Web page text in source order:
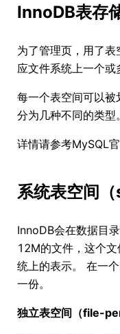
InnoDB表存
为了管理页，用了
应文件系统上一个或
每一个表空间可以
分为几种不同的类型。
详情请参考MySQL
系统表空间
InnoDB会在数据目
12M的文件，这个
统上的表示。 在一
一份。
独立表空间（file-